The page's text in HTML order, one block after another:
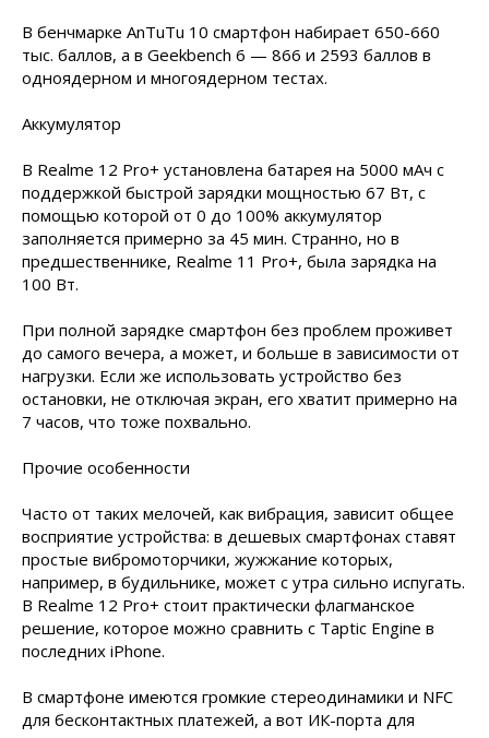
В бенчмарке AnTuTu 10 смартфон набирает 650-660
тыс. баллов, а в Geekbench 6 — 866 и 2593 баллов в
одноядерном и многоядерном тестах.
Аккумулятор
В Realme 12 Pro+ установлена батарея на 5000 мАч с
поддержкой быстрой зарядки мощностью 67 Вт, с
помощью которой от 0 до 100% аккумулятор
заполняется примерно за 45 мин. Странно, но в
предшественнике, Realme 11 Pro+, была зарядка на
100 Вт.
При полной зарядке смартфон без проблем проживет
до самого вечера, а может, и больше в зависимости от
нагрузки. Если же использовать устройство без
остановки, не отключая экран, его хватит примерно на
7 часов, что тоже похвально.
Прочие особенности
Часто от таких мелочей, как вибрация, зависит общее
восприятие устройства: в дешевых смартфонах ставят
простые вибромоторчики, жужжание которых,
например, в будильнике, может с утра сильно испугать.
В Realme 12 Pro+ стоит практически флагманское
решение, которое можно сравнить с Taptic Engine в
последних iPhone.
В смартфоне имеются громкие стереодинамики и NFC
для бесконтактных платежей, а вот ИК-порта для